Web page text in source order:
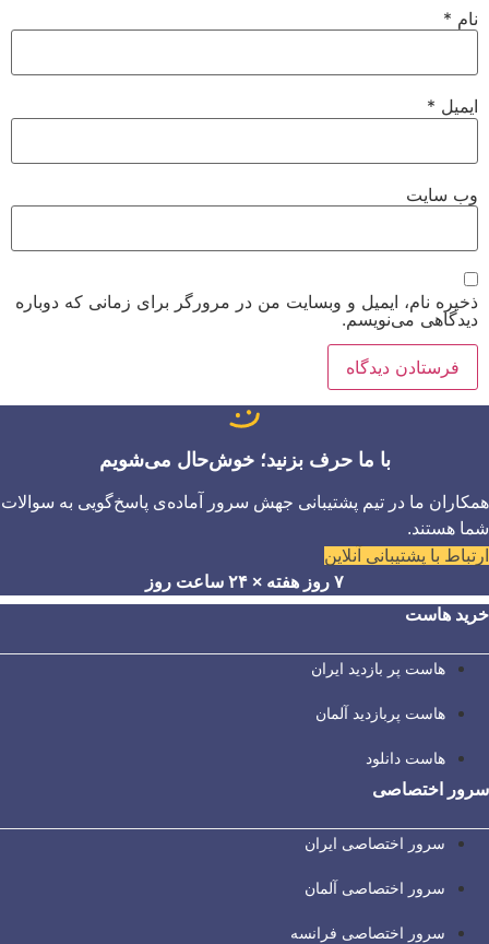
نام *
ایمیل *
وب‌ سایت
ذخیره نام، ایمیل و وبسایت من در مرورگر برای زمانی که دوباره
دیدگاهی می‌نویسم.
با ما حرف بزنید؛ خوش‌حال می‌شویم
همکاران ما در تیم پشتیبانی جهش سرور آماده‌ی پاسخ‌گویی به سوالات
شما هستند.
ارتباط با پشتیبانی آنلاین
۷ روز هفته × ۲۴ ساعت روز
خرید هاست
هاست پر بازدید ایران
هاست پربازدید آلمان
هاست دانلود
سرور اختصاصی
سرور اختصاصی ایران
سرور اختصاصی آلمان
سرور اختصاصی فرانسه